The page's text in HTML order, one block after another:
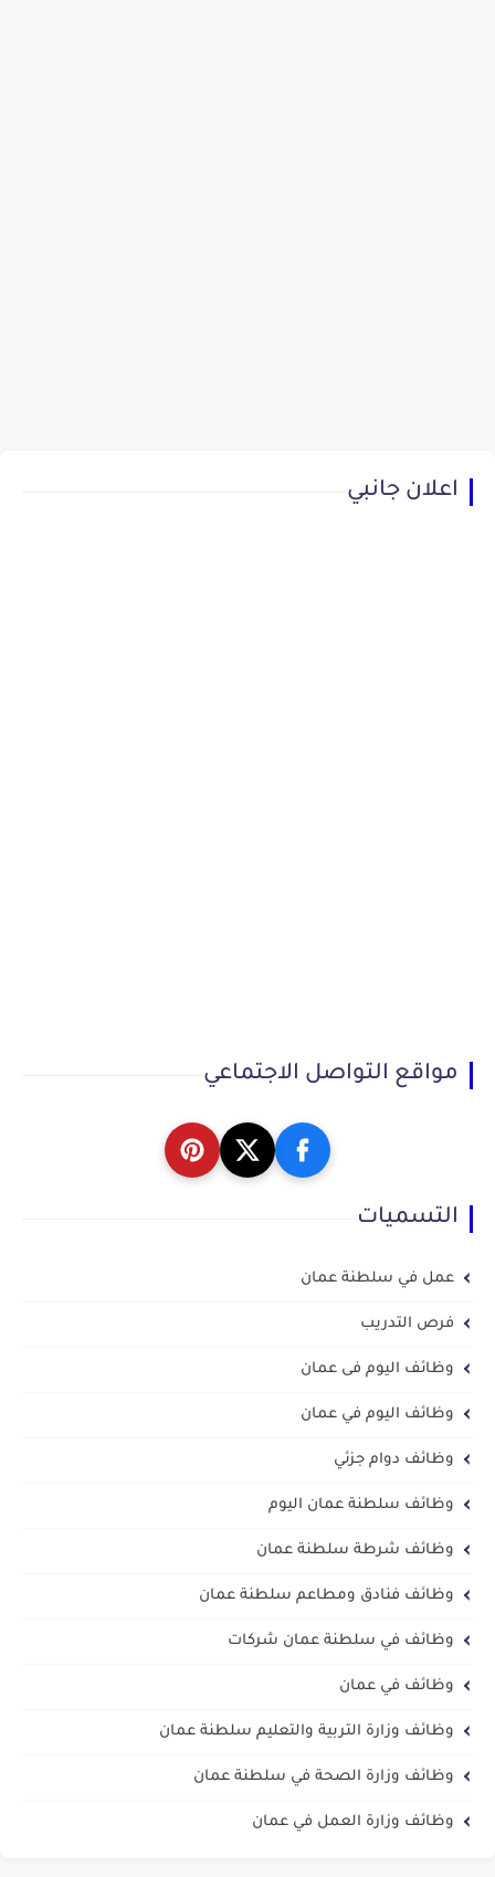
اعلان جانبي
مواقع التواصل الاجتماعي
التسميات
عمل في سلطنة عمان
فرص التدريب
وظائف اليوم فى عمان
وظائف اليوم في عمان
وظائف دوام جزئي
وظائف سلطنة عمان اليوم
وظائف شرطة سلطنة عمان
وظائف فنادق ومطاعم سلطنة عمان
وظائف في سلطنة عمان شركات
وظائف في عمان
وظائف وزارة التربية والتعليم سلطنة عمان
وظائف وزارة الصحة في سلطنة عمان
وظائف وزارة العمل في عمان